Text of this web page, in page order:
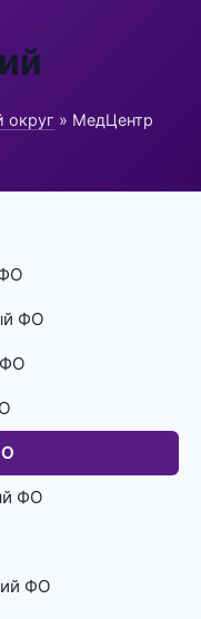
округ » МедЦентр
ФО
ФО
ФО